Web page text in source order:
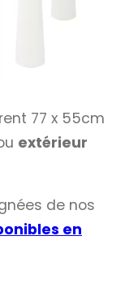
77 x 55cm
extérieur
de nos
en